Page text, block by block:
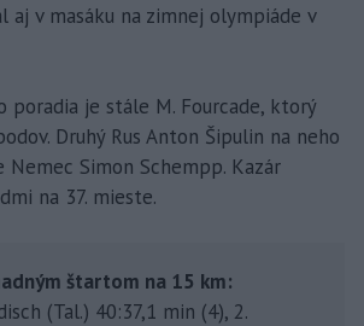
aj v masáku na zimnej olympiáde v
poradia je stále M. Fourcade, ktorý
Druhý Rus Anton Šipulin na neho
Simon Schempp. Kazár
na 37. mieste.
štartom na 15 km:
(Tal.) 40:37,1 min (4), 2.